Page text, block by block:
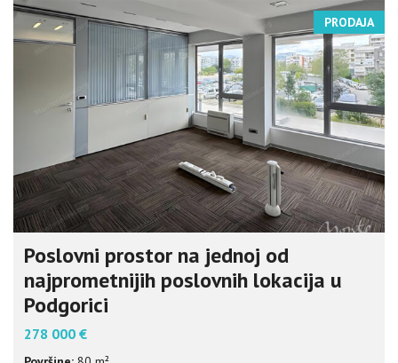
PRODAJA
Poslovni prostor na jednoj od
najprometnijih poslovnih lokacija u
Podgorici
278 000 €